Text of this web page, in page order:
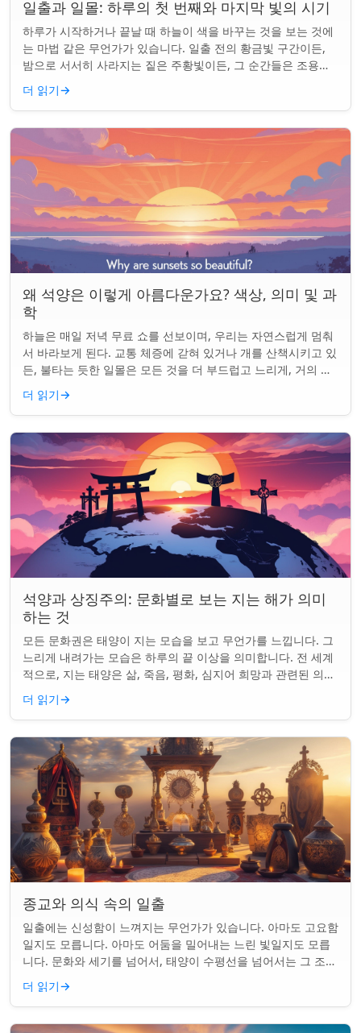
일출과 일몰: 하루의 첫 번째와 마지막 빛의 시기
하루가 시작하거나 끝날 때 하늘이 색을 바꾸는 것을 보는 것에
는 마법 같은 무언가가 있습니다. 일출 전의 황금빛 구간이든,
밤으로 서서히 사라지는 짙은 주황빛이든, 그 순간들은 조용한
경이로움으로 우리의 하루를 시작...
더 읽기→
왜 석양은 이렇게 아름다운가요? 색상, 의미 및 과
학
하늘은 매일 저녁 무료 쇼를 선보이며, 우리는 자연스럽게 멈춰
서 바라보게 된다. 교통 체증에 갇혀 있거나 개를 산책시키고 있
든, 불타는 듯한 일몰은 모든 것을 더 부드럽고 느리게, 거의 신
성하게 느끼게 만든다. 하지...
더 읽기→
석양과 상징주의: 문화별로 보는 지는 해가 의미
하는 것
모든 문화권은 태양이 지는 모습을 보고 무언가를 느낍니다. 그
느리게 내려가는 모습은 하루의 끝 이상을 의미합니다. 전 세계
적으로, 지는 태양은 삶, 죽음, 평화, 심지어 희망과 관련된 의미
를 갖게 되었습니다. 같은...
더 읽기→
종교와 의식 속의 일출
일출에는 신성함이 느껴지는 무언가가 있습니다. 아마도 고요함
일지도 모릅니다. 아마도 어둠을 밀어내는 느린 빛일지도 모릅
니다. 문화와 세기를 넘어서, 태양이 수평선을 넘어서는 그 조용
한 순간은 단순한 아침 그 이상이었...
더 읽기→